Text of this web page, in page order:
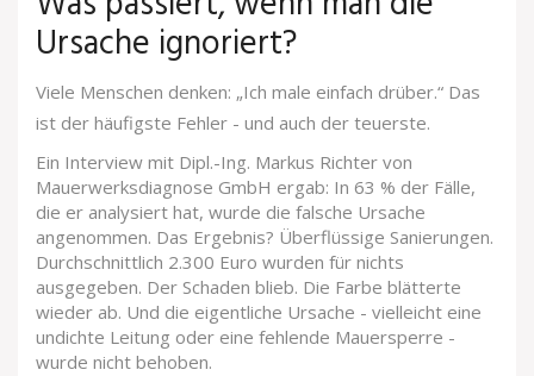
Ursache ignoriert?
Viele Menschen denken: „Ich male einfach drüber.“ Das
ist der häufigste Fehler - und auch der teuerste.
Ein Interview mit Dipl.-Ing. Markus Richter von
Mauerwerksdiagnose GmbH ergab: In 63 % der Fälle,
die er analysiert hat, wurde die falsche Ursache
angenommen. Das Ergebnis? Überflüssige Sanierungen.
Durchschnittlich 2.300 Euro wurden für nichts
ausgegeben. Der Schaden blieb. Die Farbe blätterte
wieder ab. Und die eigentliche Ursache - vielleicht eine
undichte Leitung oder eine fehlende Mauersperre -
wurde nicht behoben.